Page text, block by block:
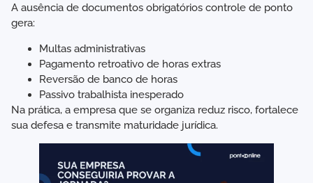
A ausência de documentos obrigatórios controle de ponto
gera:
Multas administrativas
Pagamento retroativo de horas extras
Reversão de banco de horas
Passivo trabalhista inesperado
Na prática, a empresa que se organiza reduz risco, fortalece
sua defesa e transmite maturidade jurídica.